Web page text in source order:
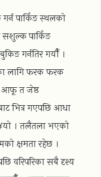
पार्किंङ स्थलको
सशुल्क पार्किंङ
गर्नतिर गयौँ ।
लागि फरक फरक
आफू त जेष्ठ
भित्र गएपछि आधा
। तलैतला भएको
क्षमता रहेछ ।
वरिपरिका सबै दृश्य